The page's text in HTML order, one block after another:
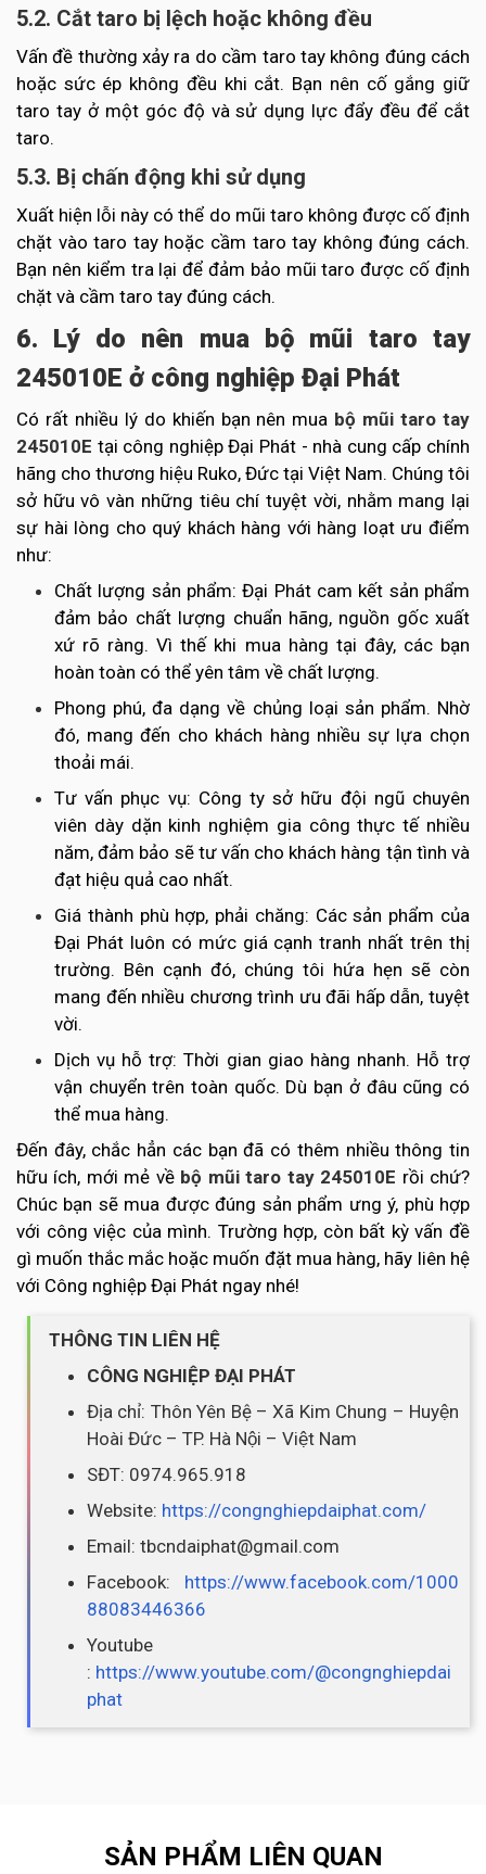
5.2. Cắt taro bị lệch hoặc không đều
Vấn đề thường xảy ra do cầm taro tay không đúng cách
hoặc sức ép không đều khi cắt. Bạn nên cố gắng giữ
taro tay ở một góc độ và sử dụng lực đẩy đều để cắt
taro.
5.3. Bị chấn động khi sử dụng
Xuất hiện lỗi này có thể do mũi taro không được cố định
chặt vào taro tay hoặc cầm taro tay không đúng cách.
Bạn nên kiểm tra lại để đảm bảo mũi taro được cố định
chặt và cầm taro tay đúng cách.
6. Lý do nên mua bộ mũi taro tay
245010E ở công nghiệp Đại Phát
Có rất nhiều lý do khiến bạn nên mua bộ mũi taro tay
245010E tại công nghiệp Đại Phát - nhà cung cấp chính
hãng cho thương hiệu Ruko, Đức tại Việt Nam. Chúng tôi
sở hữu vô vàn những tiêu chí tuyệt vời, nhằm mang lại
sự hài lòng cho quý khách hàng với hàng loạt ưu điểm
như:
Chất lượng sản phẩm: Đại Phát cam kết sản phẩm
đảm bảo chất lượng chuẩn hãng, nguồn gốc xuất
xứ rõ ràng. Vì thế khi mua hàng tại đây, các bạn
hoàn toàn có thể yên tâm về chất lượng.
Phong phú, đa dạng về chủng loại sản phẩm. Nhờ
đó, mang đến cho khách hàng nhiều sự lựa chọn
thoải mái.
Tư vấn phục vụ: Công ty sở hữu đội ngũ chuyên
viên dày dặn kinh nghiệm gia công thực tế nhiều
năm, đảm bảo sẽ tư vấn cho khách hàng tận tình và
đạt hiệu quả cao nhất.
Giá thành phù hợp, phải chăng: Các sản phẩm của
Đại Phát luôn có mức giá cạnh tranh nhất trên thị
trường. Bên cạnh đó, chúng tôi hứa hẹn sẽ còn
mang đến nhiều chương trình ưu đãi hấp dẫn, tuyệt
vời.
Dịch vụ hỗ trợ: Thời gian giao hàng nhanh. Hỗ trợ
vận chuyển trên toàn quốc. Dù bạn ở đâu cũng có
thể mua hàng.
Đến đây, chắc hẳn các bạn đã có thêm nhiều thông tin
hữu ích, mới mẻ về bộ mũi taro tay 245010E rồi chứ?
Chúc bạn sẽ mua được đúng sản phẩm ưng ý, phù hợp
với công việc của mình. Trường hợp, còn bất kỳ vấn đề
gì muốn thắc mắc hoặc muốn đặt mua hàng, hãy liên hệ
với Công nghiệp Đại Phát ngay nhé!
THÔNG TIN LIÊN HỆ
CÔNG NGHIỆP ĐẠI PHÁT
Địa chỉ: Thôn Yên Bệ – Xã Kim Chung – Huyện
Hoài Đức – TP. Hà Nội – Việt Nam
SĐT: 0974.965.918
Website: https://congnghiepdaiphat.com/
Email: tbcndaiphat@gmail.com
Facebook: https://www.facebook.com/1000
88083446366
Youtube
: https://www.youtube.com/@congnghiepdai
phat
SẢN PHẨM LIÊN QUAN